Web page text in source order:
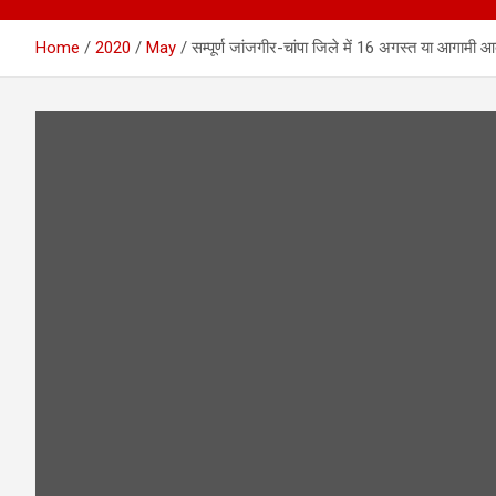
Home 2020 May सम्पूर्ण जांजगीर-चांपा जिले में 16 अगस्त या आगामी